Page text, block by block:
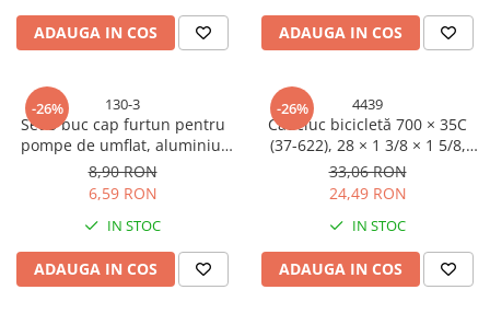
ADAUGA IN COS ADAUGA IN COS
-26% 130-3
Set 3 buc cap furtun pentru
pompe de umflat, aluminiu,
AVI-130
8,90 RON
6,59 RON
IN STOC
ADAUGA IN COS
-26% 4439
Cauciuc bicicletă 700 × 35C
(37-622), 28 × 1 3/8 × 1 5/8,
Luta, dungă albă, AVI-4439
33,06 RON
24,49 RON
IN STOC
ADAUGA IN COS